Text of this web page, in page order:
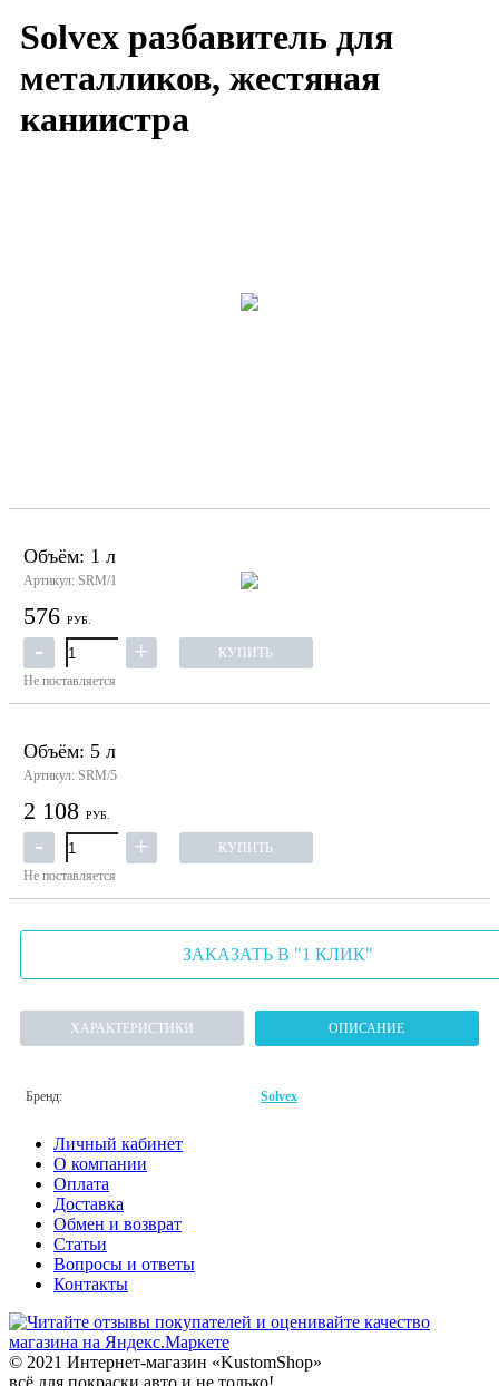
Solvex разбавитель для
металликов, жестяная
каниистра
Объём: 1 л
Артикул: SRM/1
576 РУБ.
КУПИТЬ
Не поставляется
Объём: 5 л
Артикул: SRM/5
2 108 РУБ.
КУПИТЬ
Не поставляется
ЗАКАЗАТЬ В "1 КЛИК"
ХАРАКТЕРИСТИКИ ОПИСАНИЕ
Бренд: Solvex
Личный кабинет
О компании
Оплата
Доставка
Обмен и возврат
Статьи
Вопросы и ответы
Контакты
© 2021 Интернет-магазин «KustomShop»
всё для покраски авто и не только!